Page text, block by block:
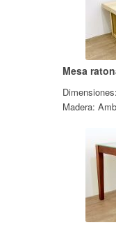
Mesa
Madera: